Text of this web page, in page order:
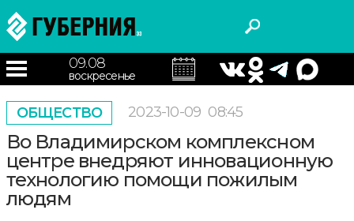
09.08
воскресенье
ОБЩЕСТВО 2023-10-09 08:45
Во Владимирском комплексном
центре внедряют инновационную
технологию помощи пожилым
людям